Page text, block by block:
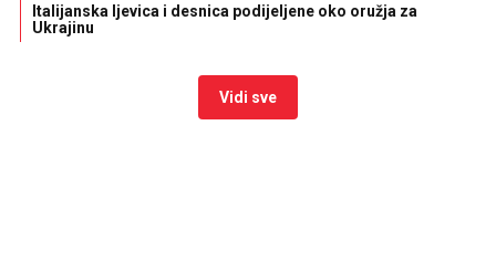
Italijanska ljevica i desnica podijeljene oko oružja za
Ukrajinu
Vidi sve